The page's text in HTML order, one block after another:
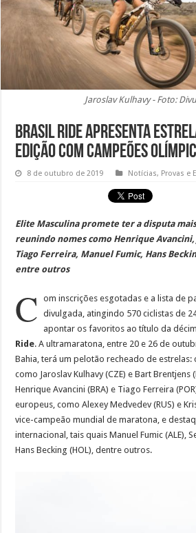
Jaroslav Kulhavy - Foto:
Brasil Ride apresenta
edição com campeões
8 de outubro de 2019 Notícias, Provas e
Elite Masculina promete ter a disputa
reunindo nomes como Henrique Avancini,
Tiago Ferreira, Manuel Fumic, Hans
entre outros
C
om inscrições esgotadas e a lista de
divulgada, atingindo 570 ciclistas de
apontar os favoritos ao título da
Ride. A ultramaratona, entre 20 e 26 de
Bahia, terá um pelotão recheado de estrelas:
como Jaroslav Kulhavy (CZE) e Bart Brentjens
Henrique Avancini (BRA) e Tiago Ferreira
europeus, como Alexey Medvedev (RUS) e
vice-campeão mundial de maratona, e
internacional, tais quais Manuel Fumic (ALE),
Hans Becking (HOL), dentre outros.